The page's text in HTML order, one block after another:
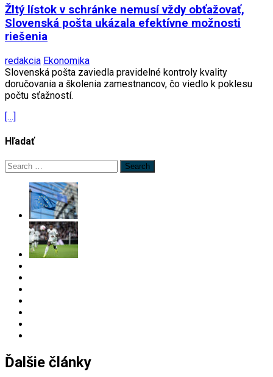
Žltý lístok v schránke nemusí vždy obťažovať,
Slovenská pošta ukázala efektívne možnosti
riešenia
redakcia Ekonomika
Slovenská pošta zaviedla pravidelné kontroly kvality
doručovania a školenia zamestnancov, čo viedlo k poklesu
počtu sťažností.
[…]
Hľadať
Search
Ďalšie články